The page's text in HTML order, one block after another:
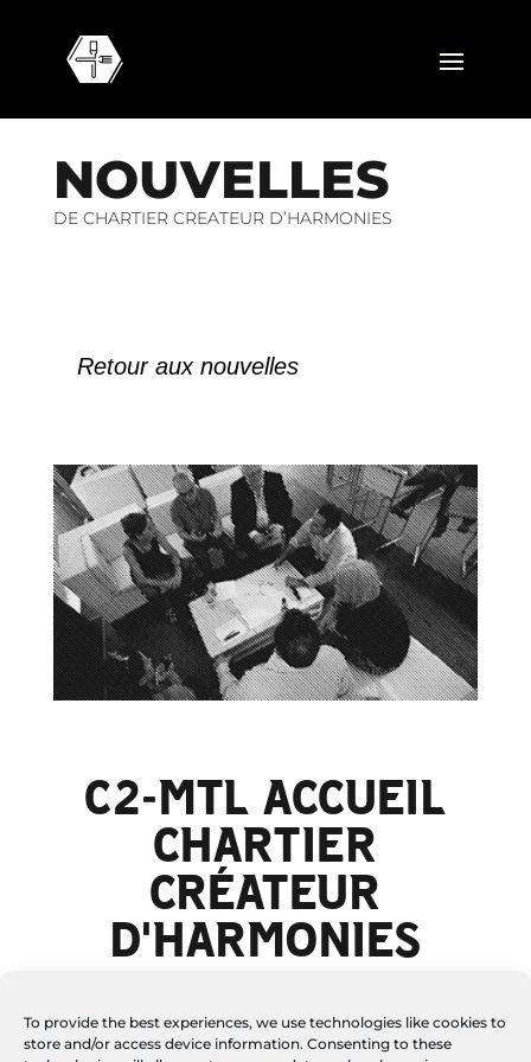
To provide the best experiences, we use technologies like cookies to
store and/or access device information. Consenting to these
NOUVELLES
DE CHARTIER CREATEUR D’HARMONIES
Retour aux nouvelles
C2-MTL ACCUEIL
CHARTIER
CRÉATEUR
D'HARMONIES